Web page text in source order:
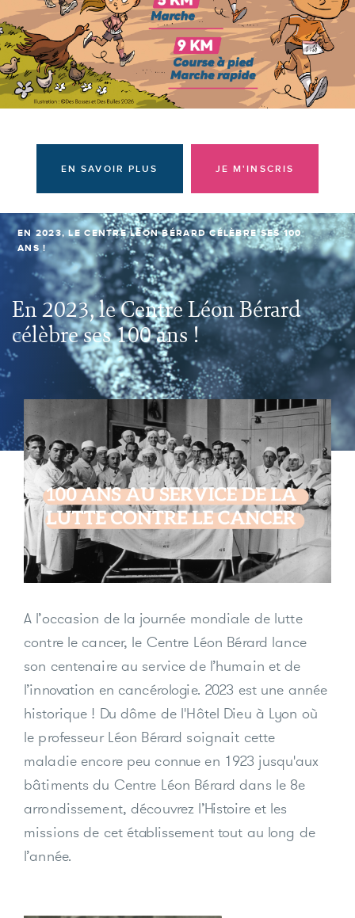
Actualités
Prendre rendez-vous
EN SAVOIR PLUS JE M'INSCRIS
EN 2023, LE CENTRE LÉON BÉRARD CÉLÈBRE SES 100
ANS !
En 2023, le Centre Léon Bérard
célèbre ses 100 ans !
A l’occasion de la journée mondiale de lutte
contre le cancer, le Centre Léon Bérard lance
son centenaire au service de l’humain et de
l’innovation en cancérologie. 2023 est une année
historique ! Du dôme de l'Hôtel Dieu à Lyon où
le professeur Léon Bérard soignait cette
maladie encore peu connue en 1923 jusqu'aux
bâtiments du Centre Léon Bérard dans le 8e
arrondissement, découvrez l’Histoire et les
missions de cet établissement tout au long de
l’année.